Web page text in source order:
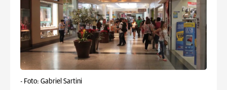
- Foto: Gabriel Sartini